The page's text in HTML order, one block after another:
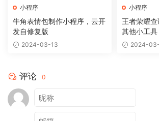
小程序
牛角表情包制作小程序，云开
发自修复版
2024-03-13
小程序
王者荣耀
其他小工具
2024-
评论 0